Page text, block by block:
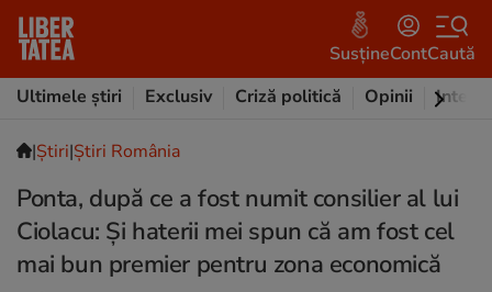
SusțineContCaută
Ultimele știri
Exclusiv Criză politică Opinii
|Ştiri|Știri România
Ponta, după ce a fost numit consilier al lui
Ciolacu: Și haterii mei spun că am fost cel
mai bun premier pentru zona economică